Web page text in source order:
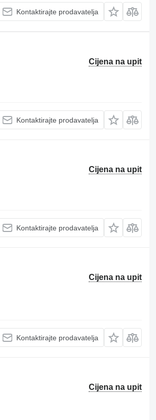
Kontaktirajte prodavatelja
Cijena na upit
Kontaktirajte prodavatelja
Cijena na upit
Kontaktirajte prodavatelja
Cijena na upit
Kontaktirajte prodavatelja
Cijena na upit